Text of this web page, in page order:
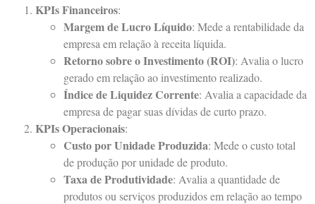
KPIs Financeiros:
Margem de Lucro Líquido: Mede a rentabilidade da
empresa em relação à receita líquida.
Retorno sobre o Investimento (ROI): Avalia o lucro
gerado em relação ao investimento realizado.
Índice de Liquidez Corrente: Avalia a capacidade da
empresa de pagar suas dívidas de curto prazo.
KPIs Operacionais:
Custo por Unidade Produzida: Mede o custo total
de produção por unidade de produto.
Taxa de Produtividade: Avalia a quantidade de
produtos ou serviços produzidos em relação ao tempo